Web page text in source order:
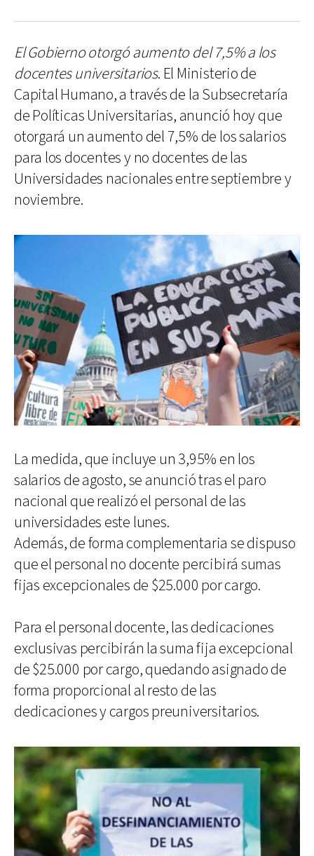
El Gobierno otorgó aumento del 7,5% a los
docentes universitarios. El Ministerio de
Capital Humano, a través de la Subsecretaría
de Políticas Universitarias, anunció hoy que
otorgará un aumento del 7,5% de los salarios
para los docentes y no docentes de las
Universidades nacionales entre septiembre y
noviembre.
La medida, que incluye un 3,95% en los
salarios de agosto, se anunció tras el paro
nacional que realizó el personal de las
universidades este lunes.
Además, de forma complementaria se dispuso
que el personal no docente percibirá sumas
fijas excepcionales de $25.000 por cargo.
Para el personal docente, las dedicaciones
exclusivas percibirán la suma fija excepcional
de $25.000 por cargo, quedando asignado de
forma proporcional al resto de las
dedicaciones y cargos preuniversitarios.